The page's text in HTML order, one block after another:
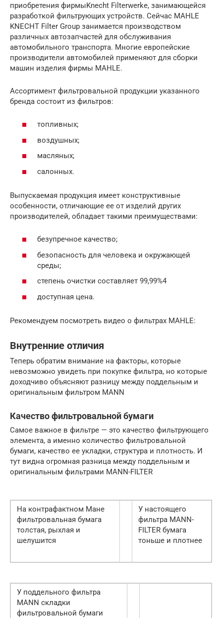
приобретения фирмыKnecht Filterwerke, занимающейся
разработкой фильтрующих устройств. Сейчас MAHLE
KNECHT Filter Group занимается производством
различных автозапчастей для обслуживания
автомобильного транспорта. Многие европейские
производители автомобилей применяют для сборки
машин изделия фирмы MAHLE.
Ассортимент фильтровальной продукции указанного
бренда состоит из фильтров:
топливных;
воздушных;
масляных;
салонных.
Выпускаемая продукция имеет конструктивные
особенности, отличающие ее от изделий других
производителей, обладает такими преимуществами:
безупречное качество;
безопасность для человека и окружающей
среды;
степень очистки составляет 99,99%4
доступная цена.
Рекомендуем посмотреть видео о фильтрах MAHLE:
Внутренние отличия
Теперь обратим внимание на факторы, которые
невозможно увидеть при покупке фильтра, но которые
доходчиво объясняют разницу между поддельным и
оригинальным фильтром MANN
Качество фильтровальной бумаги
Самое важное в фильтре — это качество фильтрующего
элемента, а именно количество фильтровальной
бумаги, качество ее укладки, структура и плотность. И
тут видна огромная разница между поддельным и
оригинальным фильтрами MANN-FILTER
На контрафактном Мане
фильтровальная бумага
толстая, рыхлая и
шелушится
У настоящего
фильтра MANN-
FILTER бумага
тоньше и плотнее
У поддельного фильтра
MANN cкладки
фильтровальной бумаги